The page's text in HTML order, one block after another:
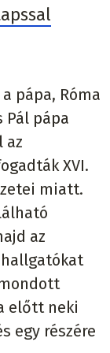
pápa, Róma
Pál pápa
az
XVI.
miatt.
az
előtt neki
egy részére